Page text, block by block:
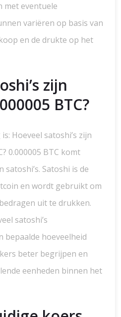
met eventuele
variëren op basis van
en de drukte op het
zijn
BTC?
Hoeveel satoshi’s zijn
0.000005 BTC komt
Satoshi is de
en wordt gebruikt om
uit te drukken.
satoshi’s
bepaalde hoeveelheid
beter begrijpen en
eenheden binnen het